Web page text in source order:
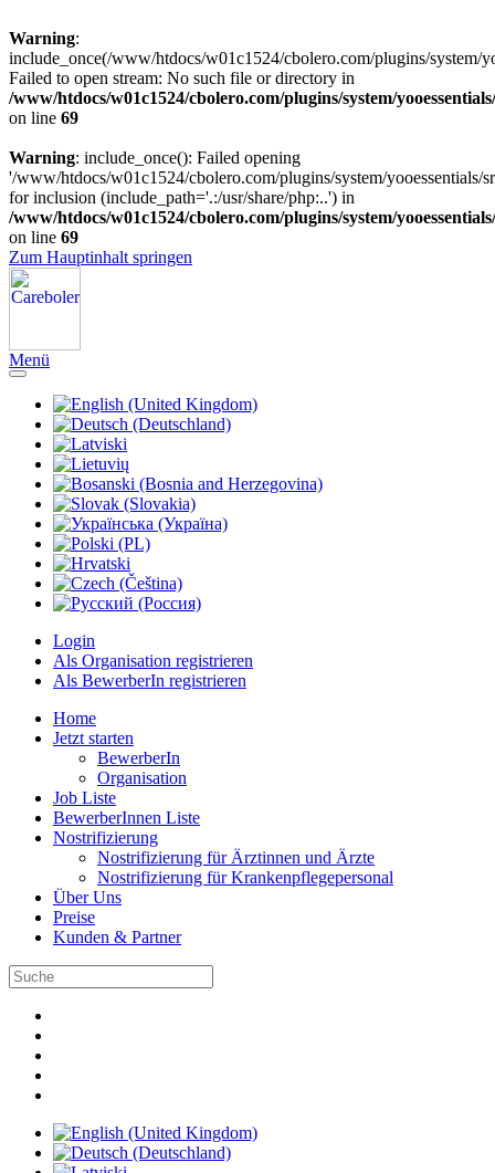
Warning:
include_once(/www/htdocs/w01c1524/cbolero.com/plugins/system/
Failed to open stream: No such file or directory in
/www/htdocs/w01c1524/cbolero.com/plugins/system/
on line 69
Warning: include_once(): Failed opening
'/www/htdocs/w01c1524/cbolero.com/plugins/system/yooessentials/
for inclusion (include_path='.:/usr/share/php:..') in
/www/htdocs/w01c1524/cbolero.com/plugins/system/
on line 69
Zum Hauptinhalt springen
Menü
Login
Als Organisation registrieren
Als BewerberIn registrieren
Home
Jetzt starten
BewerberIn
Organisation
Job Liste
BewerberInnen Liste
Nostrifizierung
Nostrifizierung für Ärztinnen und Ärzte
Nostrifizierung für Krankenpflegepersonal
Über Uns
Preise
Kunden & Partner